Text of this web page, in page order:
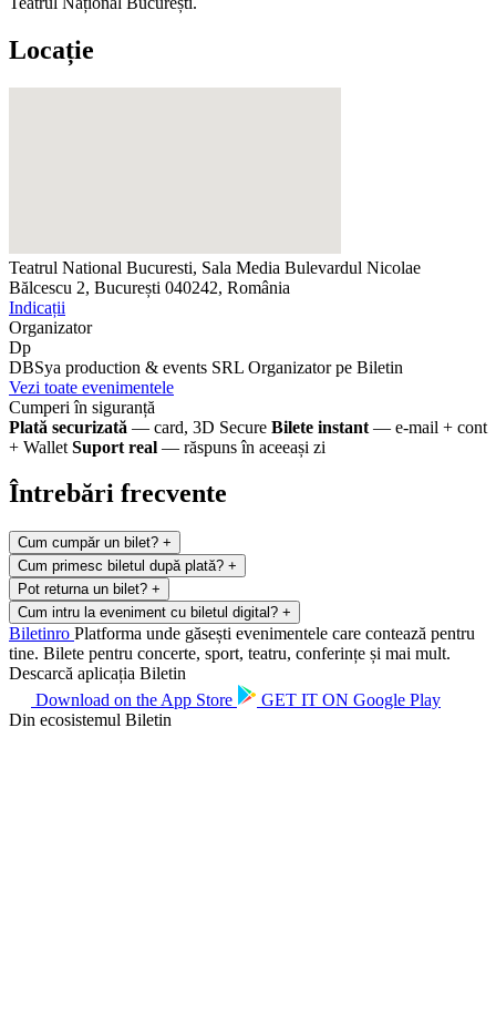
Locație
Teatrul National Bucuresti, Sala Media Bulevardul Nicolae
Bălcescu 2, București 040242, România
Indicații
Organizator
Dp
DBSya production & events SRL Organizator pe Biletin
Vezi toate evenimentele
Cumperi în siguranță
Plată securizată — card, 3D Secure Bilete instant — e-mail + cont
+ Wallet Suport real — răspuns în aceeași zi
Întrebări frecvente
Cum cumpăr un bilet? +
Cum primesc biletul după plată? +
Pot returna un bilet? +
Cum intru la eveniment cu biletul digital? +
Biletinro Platforma unde găsești evenimentele care contează pentru
tine. Bilete pentru concerte, sport, teatru, conferințe și mai mult.
Descarcă aplicația Biletin
Download on the App Store GET IT ON Google Play
Din ecosistemul Biletin